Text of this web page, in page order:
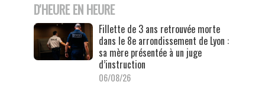
D'HEURE EN HEURE
Fillette de 3 ans retrouvée morte
dans le 8e arrondissement de Lyon :
sa mère présentée à un juge
d’instruction
06/08/26